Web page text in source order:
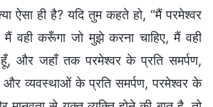
ऐसा ही है? यदि तुम कहते हो, “मैं परमेश्वर
मैं वही करूँगा जो मुझे करना चाहिए, मैं वही
और जहाँ तक परमेश्वर के प्रति समर्पण,
व्यवस्थाओं के प्रति समर्पण, परमेश्वर के